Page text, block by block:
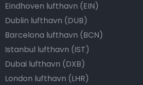
Eindhoven lufthavn (EIN)
Dublin lufthavn (DUB)
Barcelona lufthavn (BCN)
Istanbul lufthavn (IST)
Dubai lufthavn (DXB)
London lufthavn (LHR)